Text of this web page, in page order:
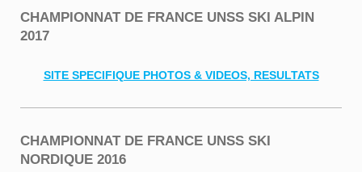
CHAMPIONNAT DE FRANCE UNSS SKI ALPIN
2017
SITE SPECIFIQUE PHOTOS & VIDEOS, RESULTATS
CHAMPIONNAT DE FRANCE UNSS SKI
NORDIQUE 2016